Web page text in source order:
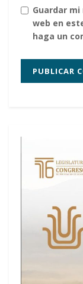
Guardar
web en
haga un